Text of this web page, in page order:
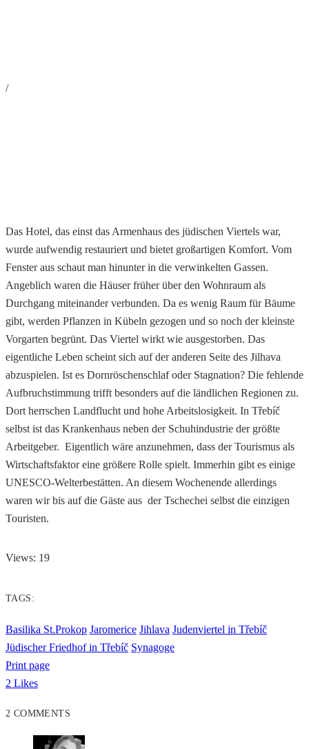
/
Das Hotel, das einst das Armenhaus des jüdischen Viertels war,
wurde aufwendig restauriert und bietet großartigen Komfort. Vom
Fenster aus schaut man hinunter in die verwinkelten Gassen.
Angeblich waren die Häuser früher über den Wohnraum als
Durchgang miteinander verbunden. Da es wenig Raum für Bäume
gibt, werden Pflanzen in Kübeln gezogen und so noch der kleinste
Vorgarten begrünt. Das Viertel wirkt wie ausgestorben. Das
eigentliche Leben scheint sich auf der anderen Seite des Jilhava
abzuspielen. Ist es Dornröschenschlaf oder Stagnation? Die fehlende
Aufbruchstimmung trifft besonders auf die ländlichen Regionen zu.
Dort herrschen Landflucht und hohe Arbeitslosigkeit. In Třebíč
selbst ist das Krankenhaus neben der Schuhindustrie der größte
Arbeitgeber. Eigentlich wäre anzunehmen, dass der Tourismus als
Wirtschaftsfaktor eine größere Rolle spielt. Immerhin gibt es einige
UNESCO-Welterbestätten. An diesem Wochenende allerdings
waren wir bis auf die Gäste aus der Tschechei selbst die einzigen
Touristen.
Views: 19
TAGS:
Basilika St.Prokop Jaromerice Jihlava Judenviertel in Třebíč
Jüdischer Friedhof in Třebíč Synagoge
Print page
2 Likes
2 COMMENTS